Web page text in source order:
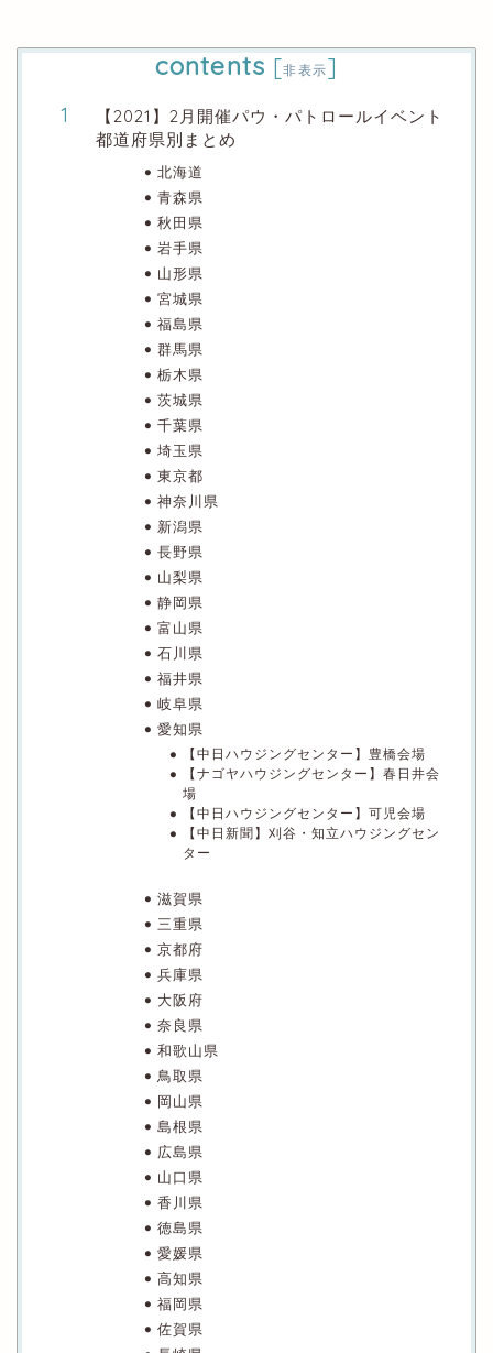
contents [非表示]
【2021】2月開催パウ・パトロールイベント
都道府県別まとめ
北海道
青森県
秋田県
岩手県
山形県
宮城県
福島県
群馬県
栃木県
茨城県
千葉県
埼玉県
東京都
神奈川県
新潟県
長野県
山梨県
静岡県
富山県
石川県
福井県
岐阜県
愛知県
【中日ハウジングセンター】豊橋会場
【ナゴヤハウジングセンター】春日井会
場
【中日ハウジングセンター】可児会場
【中日新聞】刈谷・知立ハウジングセン
ター
滋賀県
三重県
京都府
兵庫県
大阪府
奈良県
和歌山県
鳥取県
岡山県
島根県
広島県
山口県
香川県
徳島県
愛媛県
高知県
福岡県
佐賀県